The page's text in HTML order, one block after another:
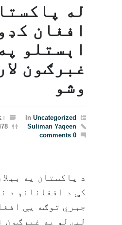
له
افغان
اېستلو په
غبرګون
وشو
In Uncategorized
Suliman Yaqeen
Views
0 comments
د پاکستان په
کې د افغانانو د
جبري توګه یې
لېږلو په غبرګون